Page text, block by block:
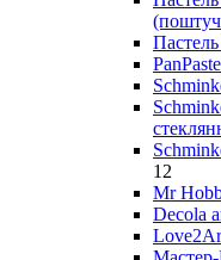
12
Mr
Decola